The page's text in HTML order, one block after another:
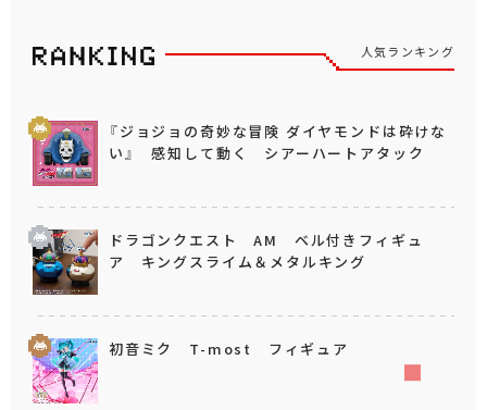
人気ランキング
『ジョジョの奇妙な冒険 ダイヤモンドは砕けな
い』 感知して動く シアーハートアタック
ドラゴンクエスト AM ベル付きフィギュ
ア キングスライム＆メタルキング
初音ミク T-most フィギュア